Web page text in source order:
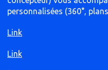
personnalisées (360°,
Link
Link